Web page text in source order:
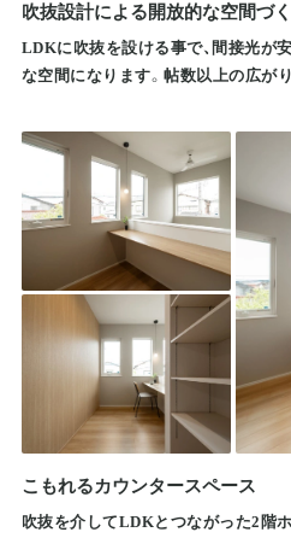
吹抜設計による開放的な空間づ
LDKに吹抜を設ける事で、間接光が
な空間になります。帖数以上の広が
こもれるカウンタースペース
吹抜を介してLDKとつながった2階